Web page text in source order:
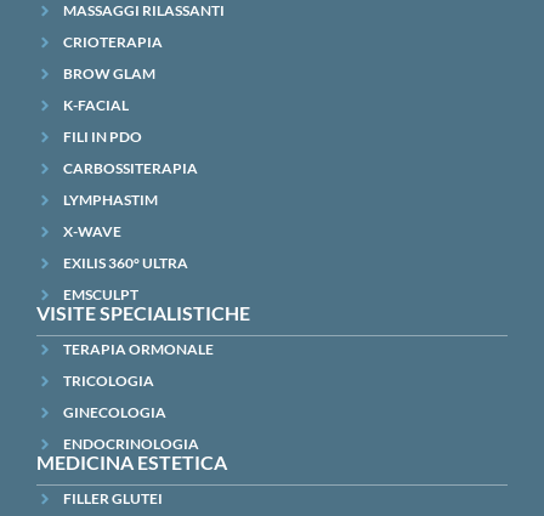
MASSAGGI RILASSANTI
CRIOTERAPIA
BROW GLAM
K-FACIAL
FILI IN PDO
CARBOSSITERAPIA
LYMPHASTIM
X-WAVE
EXILIS 360° ULTRA
EMSCULPT
VISITE SPECIALISTICHE
TERAPIA ORMONALE
TRICOLOGIA
GINECOLOGIA
ENDOCRINOLOGIA
MEDICINA ESTETICA
FILLER GLUTEI